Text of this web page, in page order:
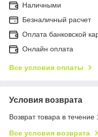
Наличными
Безналичный расчет
Оплата банковской
Онлайн оплата
Все условия оплаты
Условия возврата
Возврат товара в
Все условия возврата